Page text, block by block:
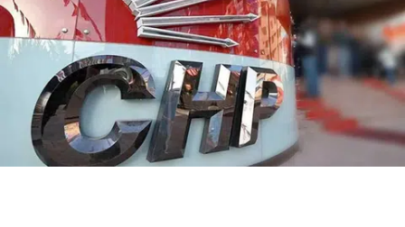
Bolu
Burdur
Bursa
Çanakkale
Çankırı